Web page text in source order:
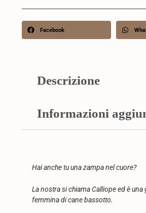
Facebook
Descrizione
Informazioni
Hai anche tu una zampa nel cuore?
La nostra si chiama Calliope ed è una
femmina di cane bassotto.